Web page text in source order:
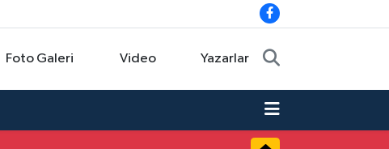
Foto Galeri Video Yazarlar